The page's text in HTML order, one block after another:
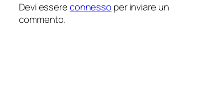
Devi essereconnesso per inviare un
commento.